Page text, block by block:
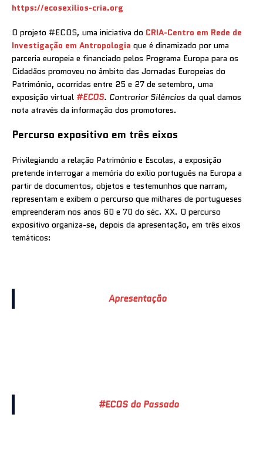
https://ecosexilios-cria.org
O projeto #ECOS, uma iniciativa do CRIA-Centro em Rede de
Investigação em Antropologia que é dinamizado por uma
parceria europeia e financiado pelos Programa Europa para os
Cidadãos promoveu no âmbito das Jornadas Europeias do
Património, ocorridas entre 25 e 27 de setembro, uma
exposição virtual #ECOS. Contrariar Silêncios da qual damos
nota através da informação dos promotores.
Percurso expositivo em três eixos
Privilegiando a relação Património e Escolas, a exposição
pretende interrogar a memória do exílio português na Europa a
partir de documentos, objetos e testemunhos que narram,
representam e exibem o percurso que milhares de portugueses
empreenderam nos anos 60 e 70 do séc. XX. O percurso
expositivo organiza-se, depois da apresentação, em três eixos
temáticos:
Apresentação
#ECOS do Passado